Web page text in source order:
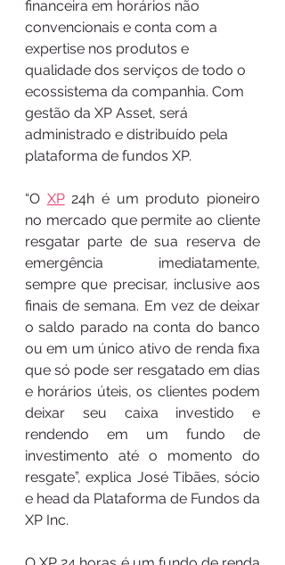
financeira em horários não
convencionais e conta com a
expertise nos produtos e
qualidade dos serviços de todo o
ecossistema da companhia. Com
gestão da XP Asset, será
administrado e distribuído pela
plataforma de fundos XP.
“O XP 24h é um produto pioneiro
no mercado que permite ao cliente
resgatar parte de sua reserva de
emergência imediatamente,
sempre que precisar, inclusive aos
finais de semana. Em vez de deixar
o saldo parado na conta do banco
ou em um único ativo de renda fixa
que só pode ser resgatado em dias
e horários úteis, os clientes podem
deixar seu caixa investido e
rendendo em um fundo de
investimento até o momento do
resgate”, explica José Tibães, sócio
e head da Plataforma de Fundos da
XP Inc.